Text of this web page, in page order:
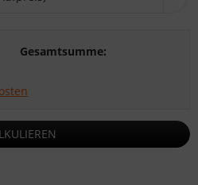
Gesamtsumme: